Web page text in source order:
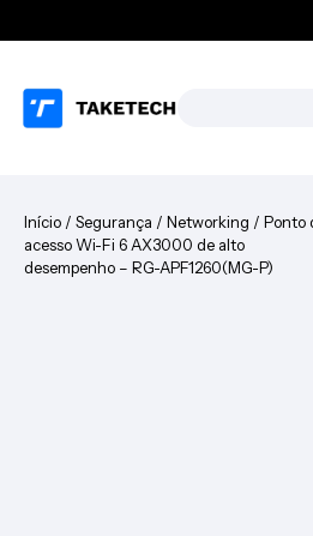
Início / Segurança / Networking / Ponto
acesso Wi-Fi 6 AX3000 de alto
desempenho – RG-APF1260(MG-P)